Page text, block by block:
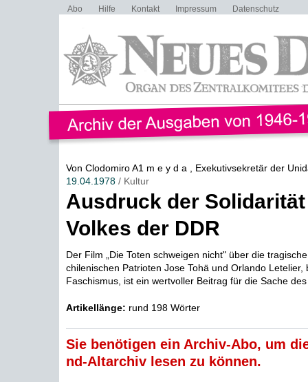
Abo Hilfe Kontakt Impressum Datenschutz
Von Clodomiro A1 m e y d a , Exekutivsekretär der
19.04.1978/ Kultur
Ausdruck der
Volkes der DDR
Der Film „Die Toten schweigen nicht" über die
chilenischen Patrioten Jose Tohä und Orlando Letelier,
Faschismus, ist ein wertvoller Beitrag für die Sache
Artikellänge: rund 198 Wörter
Sie benötigen ein Archiv-Abo, um
nd-Altarchiv lesen zu können.